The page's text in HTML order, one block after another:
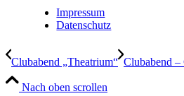
Impressum
Datenschutz
Clubabend „Theatrium“ Clubabend –
Nach oben scrollen